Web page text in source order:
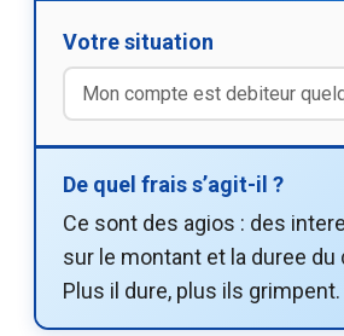
Votre situation
De quel frais s’agit-il ?
Ce sont des agios : des
sur le montant et la duree du
Plus il dure, plus ils grimpent.